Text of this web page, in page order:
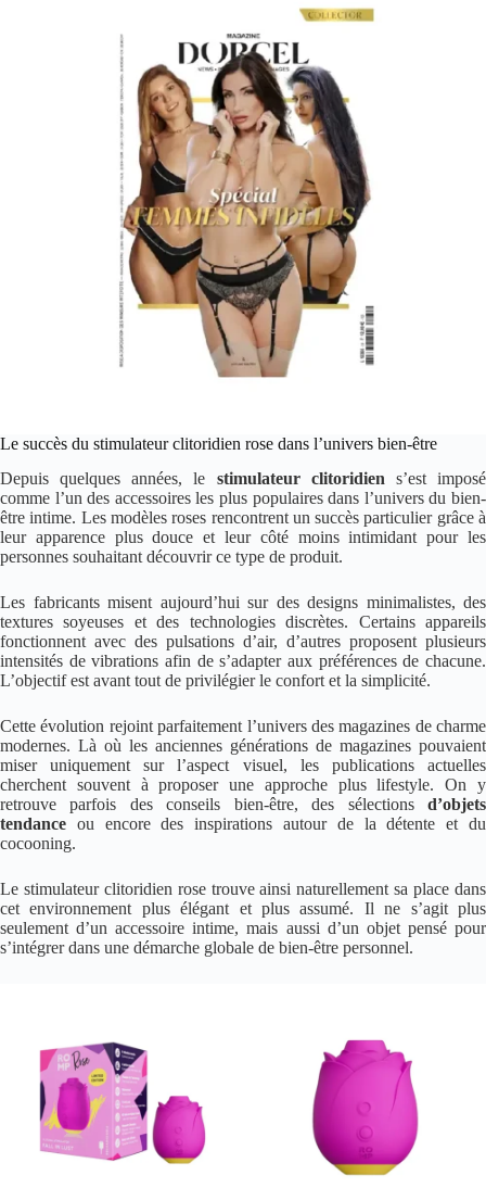
Le succès du stimulateur clitoridien rose dans l’univers bien-être
Depuis quelques années, le stimulateur clitoridiens’est imposé
comme l’un des accessoires les plus populaires dans l’univers du bien-
être intime. Les modèles roses rencontrent un succès particulier grâce à
leur apparence plus douce et leur côté moins intimidant pour les
personnes souhaitant découvrir ce type de produit.
Les fabricants misent aujourd’hui sur des designs minimalistes, des
textures soyeuses et des technologies discrètes. Certains appareils
fonctionnent avec des pulsations d’air, d’autres proposent plusieurs
intensités de vibrations afin de s’adapter aux préférences de chacune.
L’objectif est avant tout de privilégier le confort et la simplicité.
Cette évolution rejoint parfaitement l’univers des magazines de charme
modernes. Là où les anciennes générations de magazines pouvaient
miser uniquement sur l’aspect visuel, les publications actuelles
cherchent souvent à proposer une approche plus lifestyle. On y
retrouve parfois des conseils bien-être, des sélections d’objets
tendance ou encore des inspirations autour de la détente et du
cocooning.
Le stimulateur clitoridien rose trouve ainsi naturellement sa place dans
cet environnement plus élégant et plus assumé. Il ne s’agit plus
seulement d’un accessoire intime, mais aussi d’un objet pensé pour
s’intégrer dans une démarche globale de bien-être personnel.